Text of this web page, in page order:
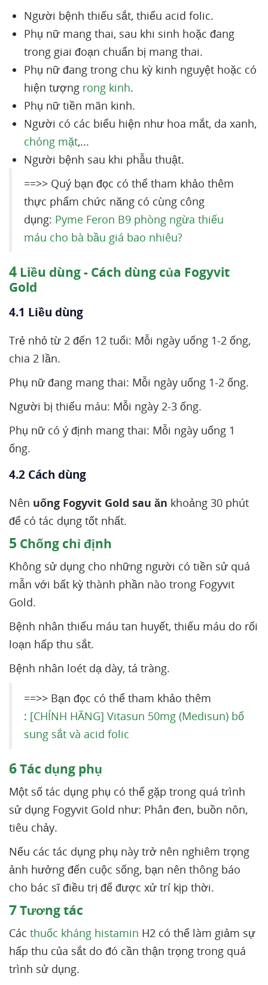
Người bệnh thiếu sắt, thiếu acid folic.
Phụ nữ mang thai, sau khi sinh hoặc đang
trong giai đoạn chuẩn bị mang thai.
Phụ nữ đang trong chu kỳ kinh nguyệt hoặc có
hiện tượng rong kinh.
Phụ nữ tiền mãn kinh.
Người có các biểu hiện như hoa mắt, da xanh,
chóng mặt,...
Người bệnh sau khi phẫu thuật.
==>> Quý bạn đọc có thể tham khảo thêm
thực phẩm chức năng có cùng công
dụng: Pyme Feron B9 phòng ngừa thiếu
máu cho bà bầu giá bao nhiêu?
4 Liều dùng - Cách dùng của Fogyvit
Gold
4.1 Liều dùng
Trẻ nhỏ từ 2 đến 12 tuổi: Mỗi ngày uống 1-2 ống,
chia 2 lần.
Phụ nữ đang mang thai: Mỗi ngày uống 1-2 ống.
Người bị thiếu máu: Mỗi ngày 2-3 ống.
Phụ nữ có ý định mang thai: Mỗi ngày uống 1
ống.
4.2 Cách dùng
Nên uống Fogyvit Gold sau ăn khoảng 30 phút
để có tác dụng tốt nhất.
5 Chống chỉ định
Không sử dụng cho những người có tiền sử quá
mẫn với bất kỳ thành phần nào trong Fogyvit
Gold.
Bệnh nhân thiếu máu tan huyết, thiếu máu do rối
loạn hấp thu sắt.
Bệnh nhân loét dạ dày, tá tràng.
==>> Bạn đọc có thể tham khảo thêm
: [CHÍNH HÃNG] Vitasun 50mg (Medisun) bổ
sung sắt và acid folic
6Tác dụng phụ
Một số tác dụng phụ có thể gặp trong quá trình
sử dụng Fogyvit Gold như: Phân đen, buồn nôn,
tiêu chảy.
Nếu các tác dụng phụ này trở nên nghiêm trọng
ảnh hưởng đến cuộc sống, bạn nên thông báo
cho bác sĩ điều trị để được xử trí kịp thời.
7Tương tác
Các thuốc kháng histamin H2 có thể làm giảm sự
hấp thu của sắt do đó cần thận trọng trong quá
trình sử dụng.